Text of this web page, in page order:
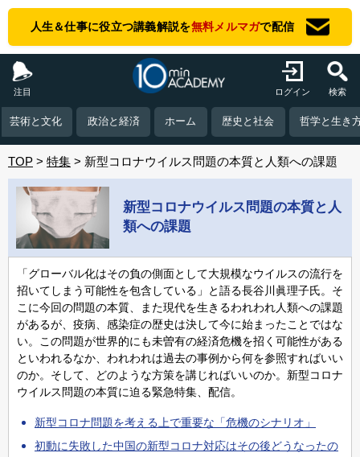
人生＆仕事に役立つ講義解説を無料メルマガで配信
注目 ログイン 検索
芸術と文化 政治と経済 ホーム 歴史と社会 哲学と生き
TOP 特集 新型コロナウイルス問題の本質と人類への課題
新型コロナウイルス問題の本質と人
類への課題
「グローバル化はその負の側面として大規模なウイルスの流行を
招いてしまう可能性を包含している」と語る長谷川眞理子氏。そ
こに今回の問題の本質、また現代を生きるわれわれ人類への課題
があるが、疫病、感染症の歴史は決して今に始まったことではな
い。この問題が世界的にも未曽有の経済危機を招く可能性がある
といわれるなか、われわれは過去の事例から何を参照すればいい
のか。そして、どのような方策を講じればいいのか。新型コロナ
ウイルス問題の本質に迫る緊急特集、配信。
新型コロナ問題を考える上で重要な「危機のシナリオ」
初動に失敗した中国の新型コロナ対応はその後どうなったの